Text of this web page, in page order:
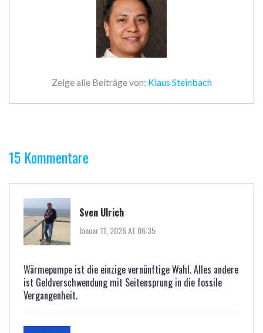
Zeige alle Beiträge von: Klaus Steinbach
15 Kommentare
Sven Ulrich
Januar 11, 2026 AT 06:35
Wärmepumpe ist die einzige vernünftige Wahl. Alles andere
ist Geldverschwendung mit Seitensprung in die fossile
Vergangenheit.